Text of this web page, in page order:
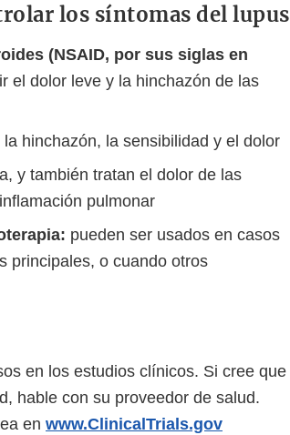
los síntomas del lupus
(NSAID, por sus siglas en
el dolor leve y la hinchazón de las
hinchazón, la sensibilidad y el dolor
y también tratan el dolor de las
pulmonar
pueden ser usados en casos
principales, o cuando otros
en los estudios clínicos. Si cree que
hable con su proveedor de salud.
en www.ClinicalTrials.gov